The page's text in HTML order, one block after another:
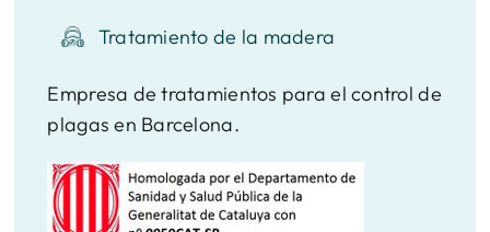
Tratamiento de la madera
Empresa de tratamientos para el control de
plagas en Barcelona.